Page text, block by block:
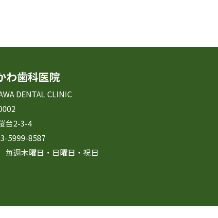
わ歯科医院
DENTAL CLINIC
台2-3-4
5999-8587
週木曜日・日曜日・祝日